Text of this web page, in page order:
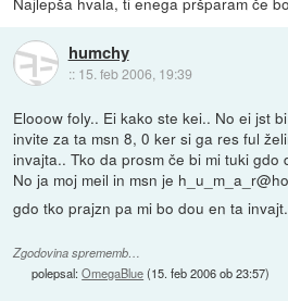
humchy
:: 15. feb 2006, 19:39
Elooow foly.. Ei kako ste kei.. No ei jst
invite za ta msn 8, 0 ker si ga res ful
invajta.. Tko da prosm če bi mi tuki gdo
No ja moj meil in msn je
gdo tko prajzn pa mi bo dou en ta
Zgodovina sprememb…
polepsal:OmegaBlue(15. feb 2006 ob 23:57)